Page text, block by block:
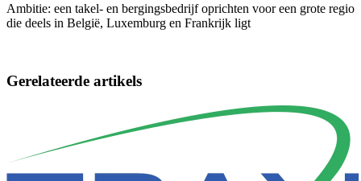
Ambitie: een takel- en bergingsbedrijf oprichten voor een grote regio
die deels in België, Luxemburg en Frankrijk ligt
Gerelateerde artikels